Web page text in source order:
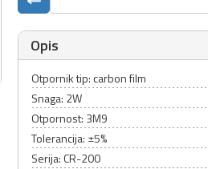
Opis
Otpornik tip: carbon film
Snaga: 2W
Otpornost: 3M9
Tolerancija: ±5%
Serija: CR-200